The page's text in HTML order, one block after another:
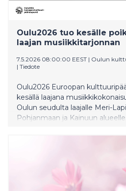
Oulu2026 tuo kesälle
laajan musiikkitarjonnan
7.5.2026 08:00:00 EEST | Oulun
| Tiedote
Oulu2026 Euroopan
kesällä laajana
Oulun seudulta laajalle Meri-
Pohjanmaan ja Kainuun
taidetapahtumia erilaisissa
kaupungeista kyliin ja luonnon